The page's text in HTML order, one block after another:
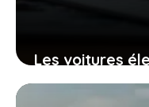
Les voitures
mois qui